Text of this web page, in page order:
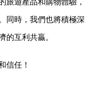
同時，我們也將積極深
互利共贏。
信任！